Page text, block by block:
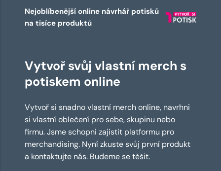
Nejoblíbenější online návrhář potisků
na tisíce produktů
Vytvoř svůj vlastní merch s
potiskem online
Vytvoř si snadno vlastní merch online, navrhni
si vlastní oblečení pro sebe, skupinu nebo
firmu. Jsme schopni zajistit platformu pro
merchandising. Nyní zkuste svůj první produkt
a kontaktujte nás. Budeme se těšit.